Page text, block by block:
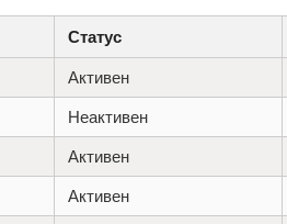
Статус
Активен
Неактивен
Активен
Активен